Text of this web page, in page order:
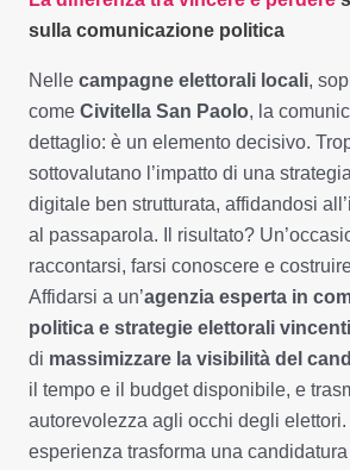
sulla comunicazione politica
Nelle campagne elettorali locali,
come Civitella San Paolo, la
dettaglio: è un elemento decisivo.
sottovalutano l’impatto di una
digitale ben strutturata, affidandosi
al passaparola. Il risultato?
raccontarsi, farsi conoscere e
Affidarsi a un’agenzia esperta in
politica e strategie elettorali vincenti
di massimizzare la visibilità del
il tempo e il budget disponibile, e
autorevolezza agli occhi degli elettori.
esperienza trasforma una